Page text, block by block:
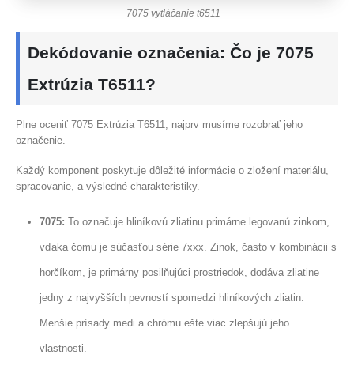
7075 vytláčanie t6511
Dekódovanie označenia: Čo je 7075
Extrúzia T6511?
Plne oceniť 7075 Extrúzia T6511, najprv musíme rozobrať jeho
označenie.
Každý komponent poskytuje dôležité informácie o zložení materiálu,
spracovanie, a výsledné charakteristiky.
7075: To označuje hliníkovú zliatinu primárne legovanú zinkom,
vďaka čomu je súčasťou série 7xxx. Zinok, často v kombinácii s
horčíkom, je primárny posilňujúci prostriedok, dodáva zliatine
jedny z najvyšších pevností spomedzi hliníkových zliatin.
Menšie prísady medi a chrómu ešte viac zlepšujú jeho
vlastnosti.